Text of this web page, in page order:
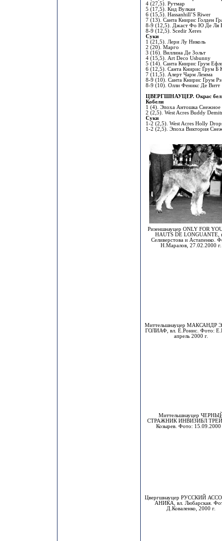
4 (27,5). Рутмар
5 (17,5). Кид Вулкан
6 (15,5). Hassanhill’S Riwer
7 (13). Санта Книрис Голден
8-9 (12,5). Джаст Фо Ю Де Ля
8-9 (12,5). Scedir Xeres
Суки
1 (21,5). Лери Лу Николь
2 (20). Марго
3 (16). Виллина Де Зольт
4 (15,5). Art Deco Usbunny
5 (14). Санта Книрис Грум
6 (12,5). Санта Книрис Грум Б
7 (11,5). Алерт Чарм Лемма
8-9 (10). Санта Книрис Грум
8-9 (10). Олли Феникс Де Витт
ЦВЕРГШНАУЦЕР. Окрас
Кобели
1 (4). Эпоха Антошка Снежное
2 (2,5). West Acres Buddy
Суки
1-2 (2,5). West Acres Holly
1-2 (2,5). Эпоха Виктория
Ризеншнауцер ONLY FOR
HAUTS DE LONGUANTE,
Селиверстова и Астапенко.
Н.Маралов, 27.02.2000 г.
Миттельшнауцер МАКСАНДР
ГОЛИАФ, вл. Е.Ронис. Фото:
апрель 2000 г.
Миттельшнауцер
СТРАЖНИК ИНВИЗИБЛ
Козырев. Фото: 15.09.2000
Цвергшнауцер РУССКИЙ
АНИКА, вл. Любарская.
Д.Коваленко, 2000 г.